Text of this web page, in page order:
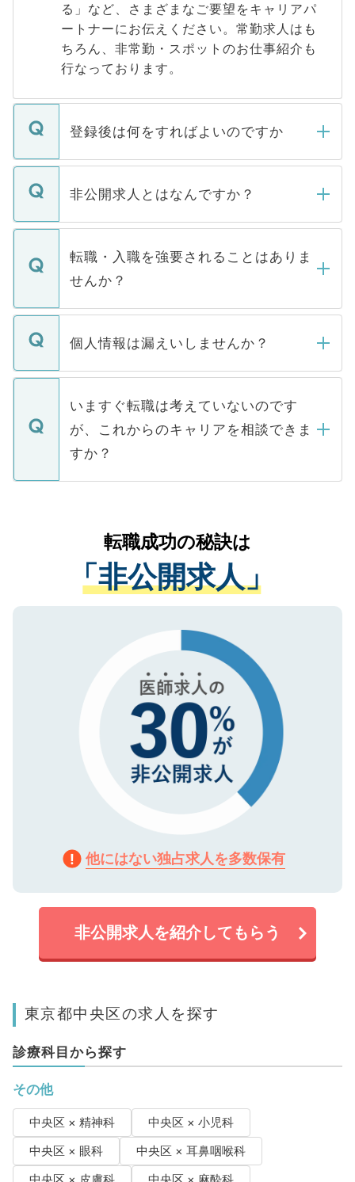
る」など、さまざまなご要望をキャリアパ
ートナーにお伝えください。常勤求人はも
ちろん、非常勤・スポットのお仕事紹介も
行なっております。
登録後は何をすればよいのですか
ご登録いただきましたら、弊社担当者がご
登録内容を確認し、その後メールもしくは
ます。通常、5営業日以内にはご連絡をせて
いただきますので、しばらくお待ちくださ
非公開求人とはなんですか？
マイナビDOCTORで取り扱っている求人の
うち約3割は、Webサイトからご覧いただ
けない「非公開求人」です。非公開求人は
下記の理由によって、一般には公開してい
ません。
■応募殺到を避けるため 人気のある医療機
関を公にしてしまうと、応募が殺到する場
に、医療機関が求める条件に合った人材の
みを人材紹介会社に依頼するケースが増え
ています。
転職・入職を強要されることはありま
せんか？
転職・入職を強要することは一切ありませ
ん。また、仮に応募先から内定をいただい
定を承諾する必要はありません。内定先へ
の辞退の連絡はキャリアパートナーが行い
個人情報は漏えいしませんか？
個人情報が漏えいすることはありませんの
で、ご安心ください。当サイトからの登録
などで収集したご登録者様の個人情報は、
ご本人のキャリアアップおよび転職活動の
支援を目的に使用いたします。お預かりし
ているすべての個人データはご本人の許可
は、個人情報の取り扱いについての厳密な
管理基準を満たした事業者のみに付与され
る、プライバシーマークを取得済みです。
で、機密保持に関してもご安心ください。
いますぐ転職は考えていないのです
が、これからのキャリアを相談できま
すか？
かがいして、現在の医療機関の状況や紹介
経験をまじえながら、適切なアドバイスを
させていただきます。すぐにご転職をされ
ない方には、長期的なサポートが可能です
ので、まずはご登録ください。
転職成功の秘訣は
「非公開求人」
他にはない独占求人を多数保有
非公開求人を紹介してもらう
東京都中央区の求人を探す
診療科目から探す
その他
中央区 × 精神科
中央区 × 小児科
中央区 × 眼科
中央区 × 耳鼻咽喉科